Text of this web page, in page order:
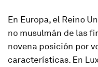
En Europa, el Reino
no musulmán de las
novena posición por
características. En